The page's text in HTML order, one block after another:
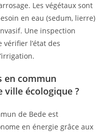
Les végétaux sont
en eau (sedum, lierre)
Une inspection
l’état des
en commun
ville écologique ?
de Bede est
en énergie grâce aux